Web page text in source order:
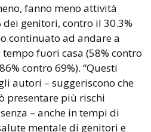
fanno meno attività
dei genitori, contro il 30.3%
continuato ad andare a
fuori casa (58% contro
contro 69%). “Questi
autori – suggeriscono che
presentare più rischi
– anche in tempi di
mentale di genitori e